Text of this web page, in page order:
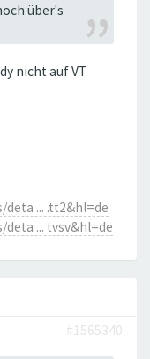
über's
nicht auf VT
... .tt2&hl=de
... tvsv&hl=de
#1565340